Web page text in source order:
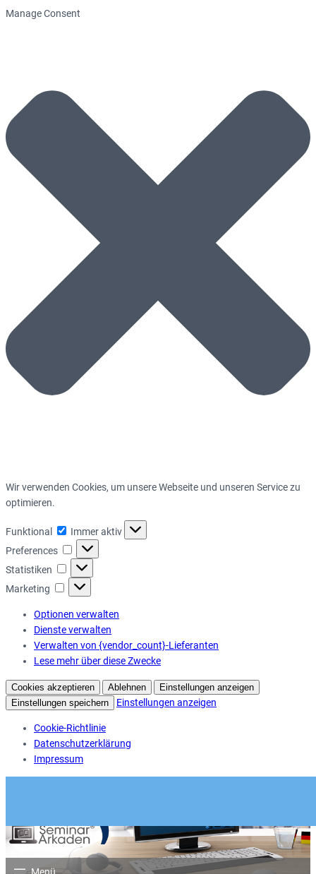
Manage Consent
Wir verwenden Cookies, um unsere Webseite und unseren Service zu
optimieren.
Funktional Funktional
Immer aktiv
Preferences
Preferences
Statistiken Statistiken
Marketing Marketing
Optionen verwalten
Dienste verwalten
Verwalten von {vendor_count}-Lieferanten
Lese mehr über diese Zwecke
Cookies akzeptieren Ablehnen
Einstellungen anzeigen
Einstellungen speichern
Einstellungen anzeigen
Cookie-Richtlinie
Datenschutzerklärung
Impressum